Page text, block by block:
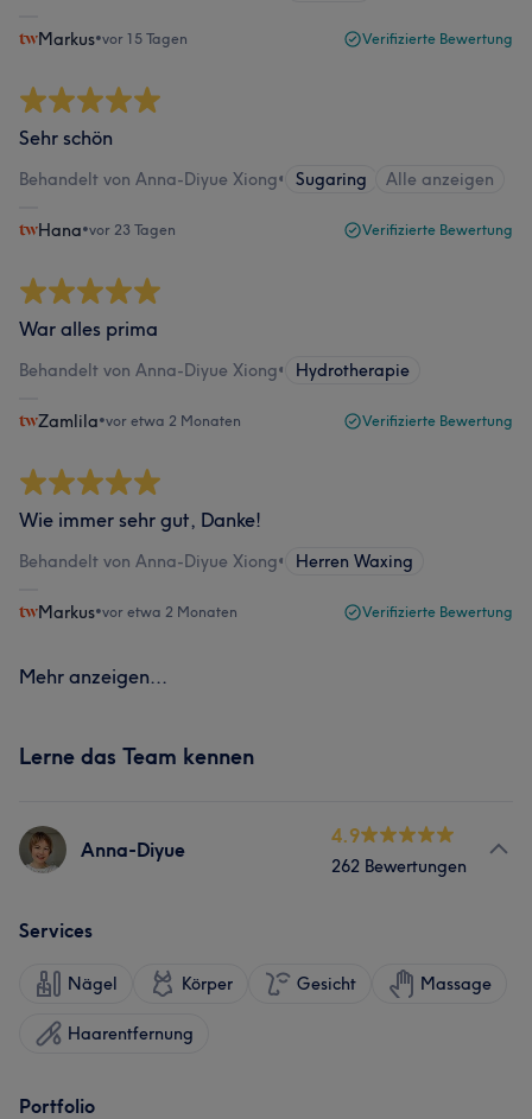
Markus•vor 15 Tagen Verifizierte Bewertung
Sehr schön
Behandelt von Anna-Diyue Xiong• Sugaring Alle anzeigen
Hana•vor 23 Tagen Verifizierte Bewertung
War alles prima
Behandelt von Anna-Diyue Xiong• Hydrotherapie
Zamlila•vor etwa 2 Monaten Verifizierte Bewertung
Wie immer sehr gut, Danke!
Behandelt von Anna-Diyue Xiong• Herren Waxing
Markus•vor etwa 2 Monaten Verifizierte Bewertung
Mehr anzeigen...
Lerne das Team kennen
Anna-Diyue
4.9
262 Bewertungen
Services
Nägel Körper Gesicht Massage
Haarentfernung
Portfolio